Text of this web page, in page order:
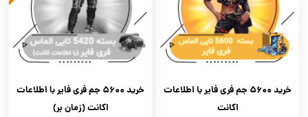
خرید 5600 جم فری فایر با اطلاعات
اکانت
خرید 5600 جم فری فایر با اطلاعات
اکانت (زمان بر)